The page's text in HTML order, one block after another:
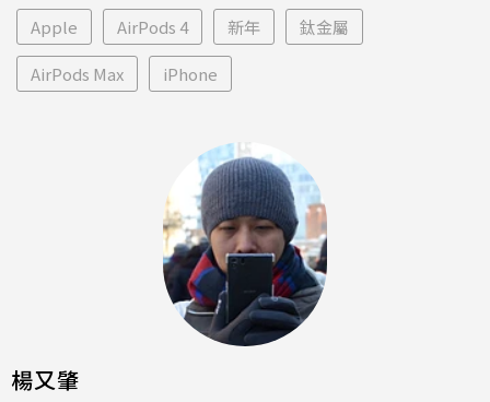
Apple AirPods 4 新年 鈦金屬
AirPods Max iPhone
楊又肇